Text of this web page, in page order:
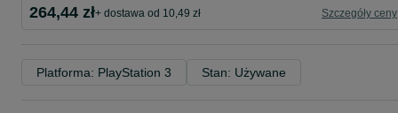
264,44 zł+ dostawa od 10,49 zł Szczegóły ceny
Platforma: PlayStation 3 Stan: Używane